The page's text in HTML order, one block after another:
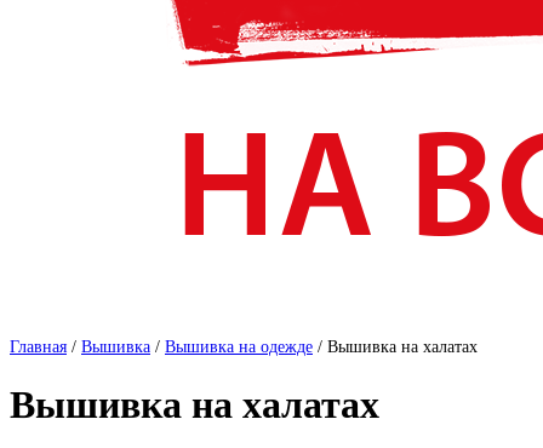
Главная / Вышивка / Вышивка на одежде / Вышивка на халатах
Вышивка на халатах